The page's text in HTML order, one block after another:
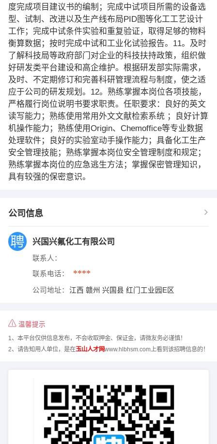
度完成项目建议书的编制；完成中试项目所需的设备选
型、试制、改进以及生产线布局PID图等化工工艺设计
工作；完成中试条件实验和重复验证，取得足够的物料
衡算数据；按时完成中试和工业化试验报告。11。及时
了解科技局等政府部门对企业的科技扶持政策，组织做
好研发类平台建设和高企维护。根据研发部实际需求，
及时、不定期修订和完善科研管理流程与制度，使之适
应于公司的研发规划。12。熟练掌握本岗位各项技能，
严格履行岗位说明书要求职责。任职要求：良好的英文
读写能力；熟练使用常用外文文献检索系统 ；良好计算
机操作能力；熟练使用Origin、Chemoffice等专业数据
处理软件；良好的实验室动手操作能力；具备化工生产
安全管理技能；熟练掌握本岗位安全管理制度和规定；
熟练掌握本岗位的应急逃生方法；掌握保密管理知识，
具有较强的保密意识。
公司信息
兴国兴氟化工有限公司
联系人：
联系电话： ****
公司地址： 江西 赣州 兴国县 红门工业园E区
温馨提示
1、本平台仅供信息发布，不会收取押金、保证金，请微友务必谨慎！
2、请告知用人单位，是在玉山人才网www.hlbhsm.com上看到该招聘信息的！